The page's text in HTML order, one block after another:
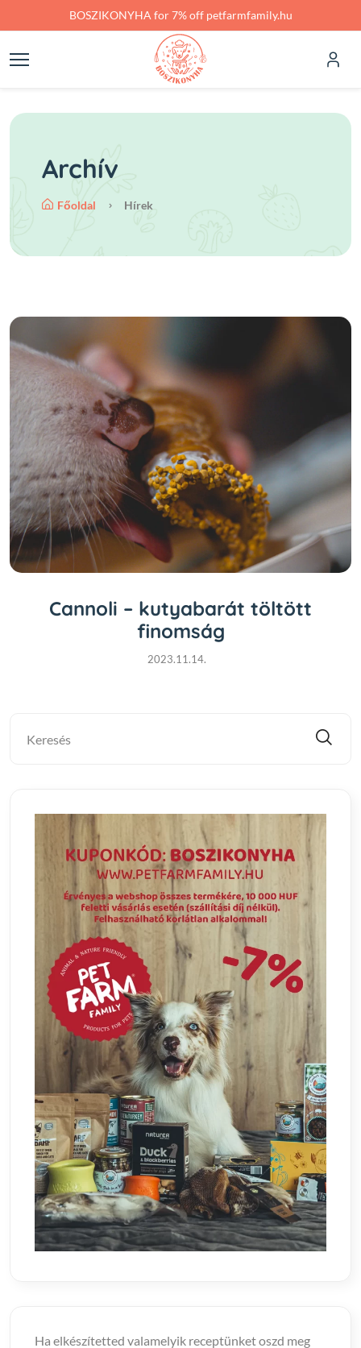
Skip to main contentBOSZIKONYHA for 7% off petfarmfamily.hu
Archív
Főoldal Hírek
Cannoli – kutyabarát töltött
finomság
2023.11.14.
Ha elkészítetted valamelyik receptünket oszd meg